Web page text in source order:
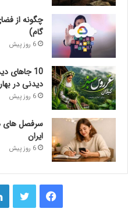
چگونه از
گام)
6 روز پیش
دیدنی در بهار
6 روز پیش
ایران
6 روز پیش
فیس